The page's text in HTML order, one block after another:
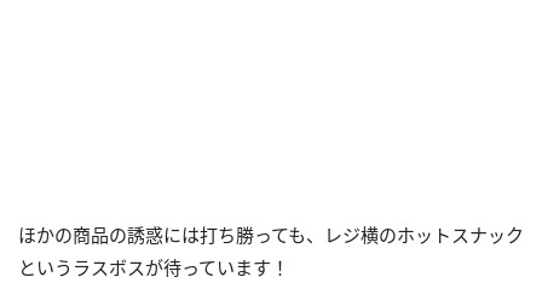
ほかの商品の誘惑には打ち勝っても、レジ横のホットスナック
というラスボスが待っています！